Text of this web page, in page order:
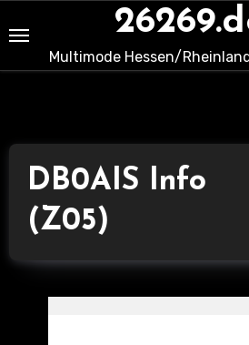
to
contentMultimode Hessen/
DB0AIS Info
(Z05)